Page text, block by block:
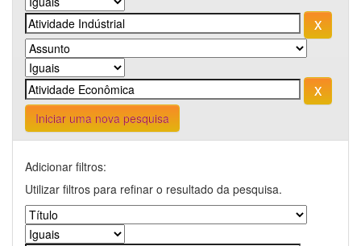
Iniciar uma nova pesquisa
Adicionar filtros:
Utilizar filtros para refinar o resultado da pesquisa.